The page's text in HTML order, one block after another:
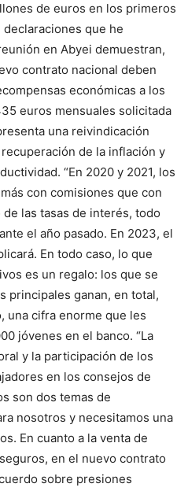
de euros en los primeros
declaraciones que he
en Abyei demuestran,
contrato nacional deben
económicas a los
euros mensuales solicitada
una reivindicación
de la inflación y
“En 2020 y 2021, los
con comisiones que con
las tasas de interés, todo
el año pasado. En 2023, el
En todo caso, lo que
es un regalo: los que se
principales ganan, en total,
una cifra enorme que les
jóvenes en el banco. “La
y la participación de los
en los consejos de
son dos temas de
nosotros y necesitamos una
En cuanto a la venta de
en el nuevo contrato
sobre presiones